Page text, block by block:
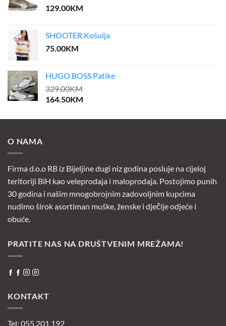
129.00KM
SHOOTER Košulja
75.00KM
HUGO BOSS Patike
329.00KM
164.50KM
O NAMA
Firma d.o.o RB iz Bijeljine dugi niz godina posluje na cijeloj
teritoriji BiH kao veleprodaja i maloprodaja. Postojimo punih
30 godina i našim mnogobrojnim zadovoljnim kupcima
nudimo širok asortiman muške, ženske i dječije odjeće i
obuće.
PRATITE NAS NA DRUŠTVENIM MREŽAMA!
KONTAKT
Tel: 055 201 192